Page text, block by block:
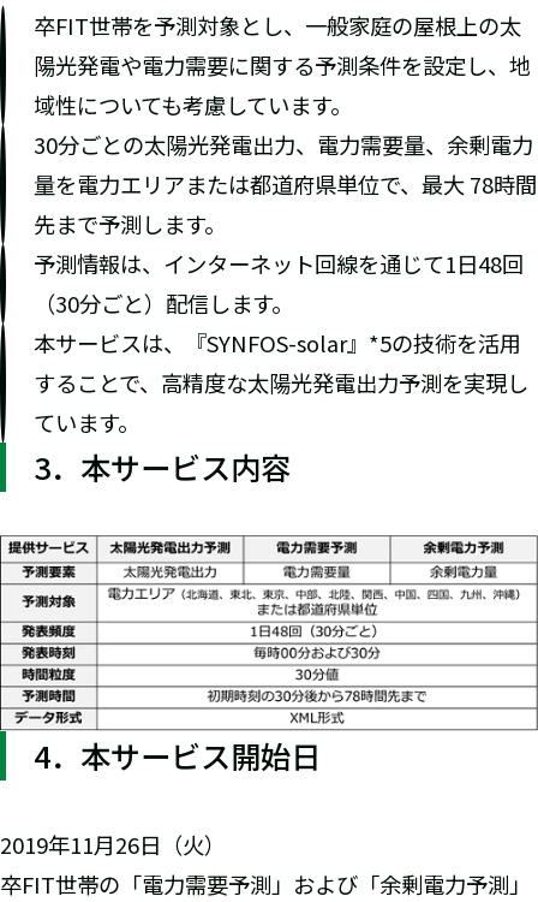
卒FIT世帯を予測対象とし、一般家庭の屋根上の太
陽光発電や電力需要に関する予測条件を設定し、地
域性についても考慮しています。
30分ごとの太陽光発電出力、電力需要量、余剰電力
量を電力エリアまたは都道府県単位で、最大 78時間
先まで予測します。
予測情報は、インターネット回線を通じて1日48回
（30分ごと）配信します。
本サービスは、『SYNFOS-solar』*5の技術を活用
することで、高精度な太陽光発電出力予測を実現し
ています。
3．本サービス内容
4．本サービス開始日
2019年11月26日（火）
卒FIT世帯の「電力需要予測」および「余剰電力予測」